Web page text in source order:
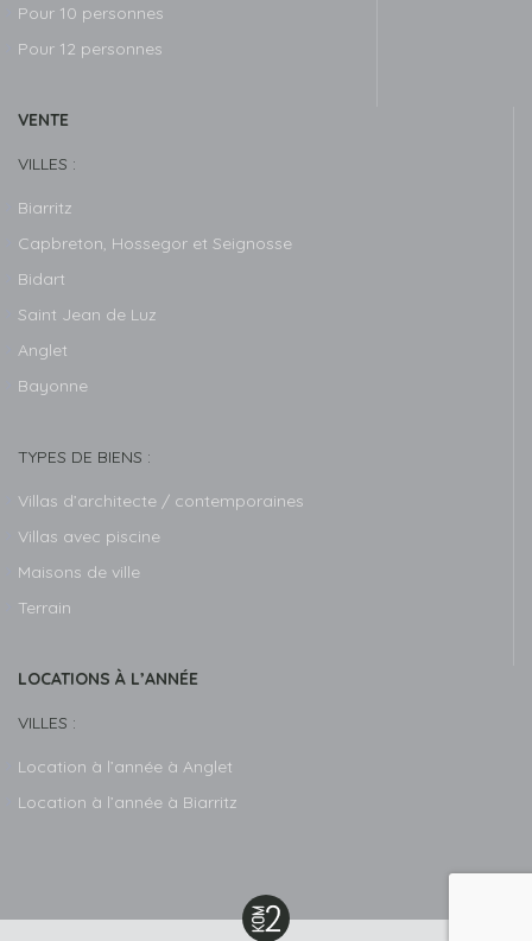
Pour 10 personnes
Pour 12 personnes
VENTE
VILLES :
Biarritz
Capbreton, Hossegor et Seignosse
Bidart
Saint Jean de Luz
Anglet
Bayonne
TYPES DE BIENS :
Villas d’architecte / contemporaines
Villas avec piscine
Maisons de ville
Terrain
LOCATIONS À L’ANNÉE
VILLES :
Location à l’année à Anglet
Location à l’année à Biarritz